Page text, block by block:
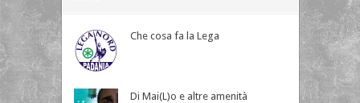
Che cosa fa la Lega
Di Mai(L)o e altre amenità